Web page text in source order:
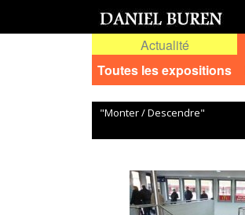
Actualité
Toutes les expositions
"Monter / Descendre"